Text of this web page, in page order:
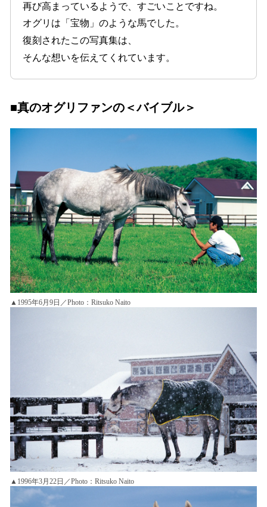
再び高まっているようで、すごいことですね。
オグリは「宝物」のような馬でした。
復刻されたこの写真集は、
そんな想いを伝えてくれています。
■真のオグリファンの＜バイブル＞
▲1995年6月9日／Photo：Ritsuko Naito
▲1996年3月22日／Photo：Ritsuko Naito